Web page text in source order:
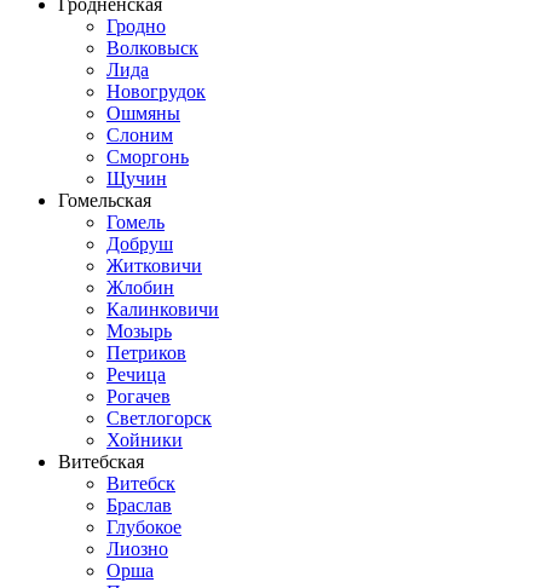
Гродно
Волковыск
Лида
Новогрудок
Ошмяны
Слоним
Сморгонь
Щучин
Гомельская
Гомель
Добруш
Житковичи
Жлобин
Калинковичи
Мозырь
Петриков
Речица
Рогачев
Светлогорск
Хойники
Витебская
Витебск
Браслав
Глубокое
Лиозно
Орша